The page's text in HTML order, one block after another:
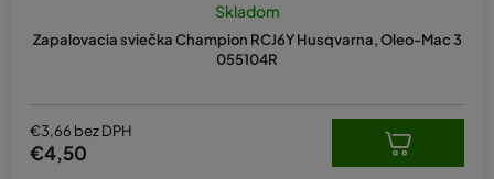
Zapalovacia sviečka Champion RCJ6Y Husqvarna, Oleo-Mac 3
055104R
Skladom
€3,66 bez DPH
€4,50